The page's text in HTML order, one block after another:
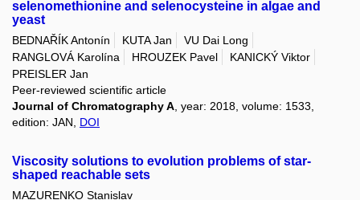
selenomethionine and selenocysteine in algae and
yeast
BEDNAŘÍK Antonín KUTA Jan
VU Dai Long
RANGLOVÁ Karolína
HROUZEK Pavel
KANICKÝ Viktor
PREISLER Jan
Peer-reviewed scientific article
Journal of Chromatography A, year: 2018, volume: 1533,
edition: JAN, DOI
Viscosity solutions to evolution problems of star-
shaped reachable sets
MAZURENKO Stanislav